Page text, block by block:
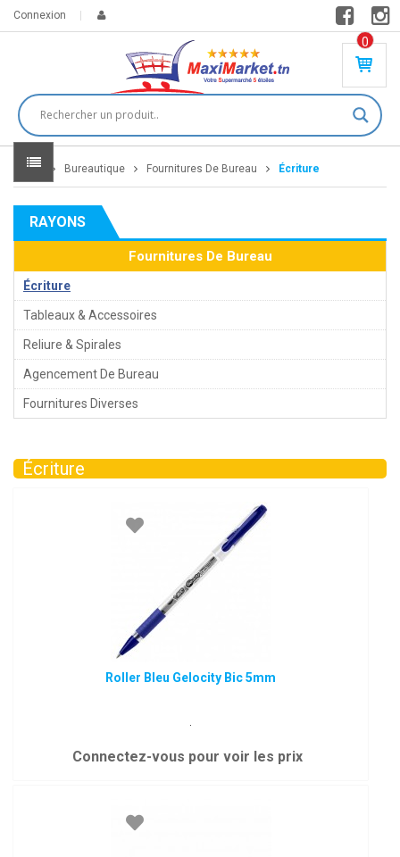
Connexion
0
PR
DU
IT(
S)
DT
Home Bureautique Fournitures De Bureau Écriture
RAYONS
Fournitures De Bureau
Écriture
Tableaux & Accessoires
Reliure & Spirales
Agencement De Bureau
Fournitures Diverses
Écriture
Roller Bleu Gelocity Bic 5mm
.
Connectez-vous pour voir les prix